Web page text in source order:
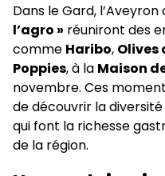
Dans le Gard, l’Aveyron
l’agro » réuniront des
comme Haribo, Olives
Poppies, à la Maison
novembre. Ces
de découvrir la
qui font la richesse
de la région.